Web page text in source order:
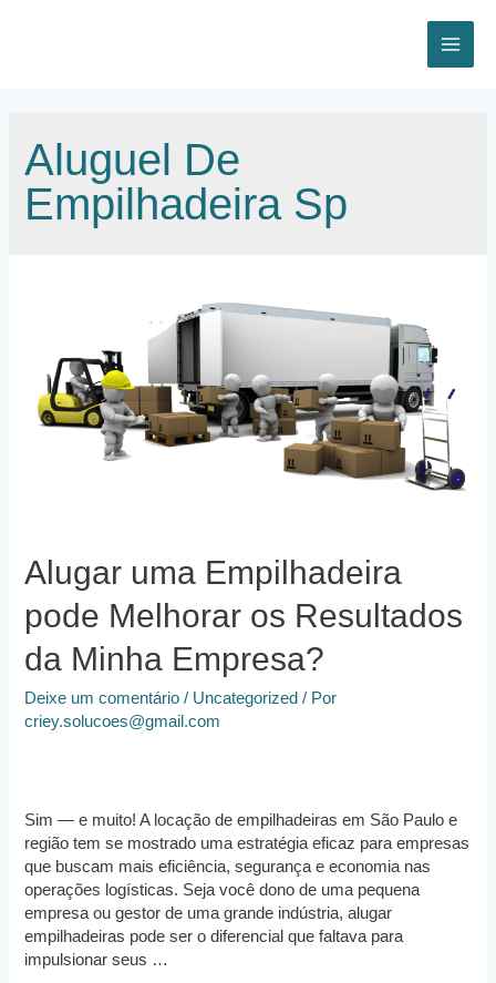
Aluguel De
Empilhadeira Sp
Alugar uma Empilhadeira
pode Melhorar os Resultados
da Minha Empresa?
Deixe um comentário / Uncategorized / Por
criey.solucoes@gmail.com
Sim — e muito! A locação de empilhadeiras em São Paulo e
região tem se mostrado uma estratégia eficaz para empresas
que buscam mais eficiência, segurança e economia nas
operações logísticas. Seja você dono de uma pequena
empresa ou gestor de uma grande indústria, alugar
empilhadeiras pode ser o diferencial que faltava para
impulsionar seus …